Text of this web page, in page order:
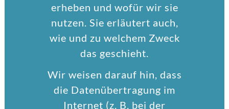
erheben und wofür wir sie
nutzen. Sie erläutert auch,
wie und zu welchem Zweck
das geschieht.
Wir weisen darauf hin, dass
die Datenübertragung im
Internet (z. B. bei der